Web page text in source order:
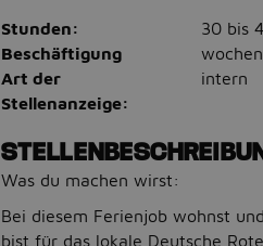
Stunden:
30 bis
Beschäftigung
Art der
Stellenanzeige:
intern
Was du machen wirst:
Bei diesem Ferienjob wohnst
bist für das lokale Deutsche